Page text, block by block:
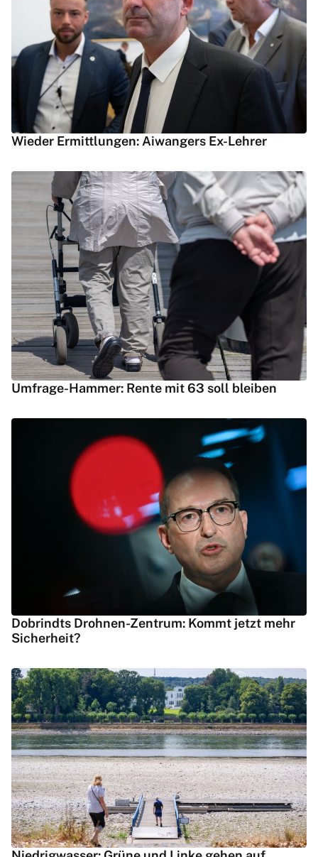
Wieder Ermittlungen: Aiwangers Ex-Lehrer
Umfrage-Hammer: Rente mit 63 soll bleiben
Dobrindts Drohnen-Zentrum: Kommt jetzt mehr
Sicherheit?